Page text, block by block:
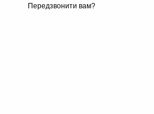
Передзвонити вам?